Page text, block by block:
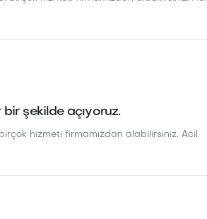
bir şekilde açıyoruz.
hizmeti firmamızdan alabilirsiniz. Acil